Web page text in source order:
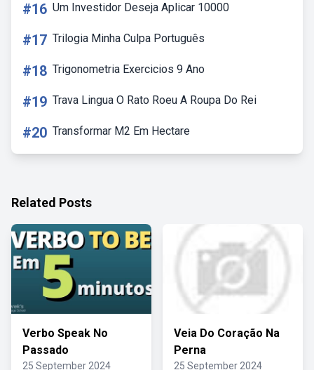
#16 Um Investidor Deseja Aplicar 10000
#17 Trilogia Minha Culpa Português
#18 Trigonometria Exercicios 9 Ano
#19 Trava Lingua O Rato Roeu A Roupa Do Rei
#20 Transformar M2 Em Hectare
Related Posts
Verbo Speak No
Passado
25 September 2024
Veia Do Coração Na
Perna
25 September 2024